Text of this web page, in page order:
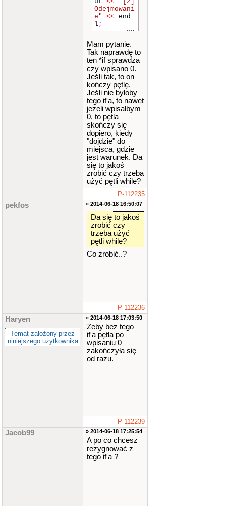
Odejmowani
e"
<< end
l ;
co
Mnozenie"
<<endl;
co
ut<< "[4]
Dzielenie"
<<endl;
co
ut<<
"[5]
Rezygnuj"
<< endl
co
ut<< end
l;
co
ut<<
"Pod
aj liczbe:
";
wh
ile( !(ci
n>>liczb
a) )
{
cerr<<
"Zly zna
k!" <<end
l ;
cin.clea
cin. sync
();
if
(liczba
=
cout<<
"Do widzen
ia!" <<en
dl ;
exit
)
Mam pytanie.
Tak naprawdę to
ten *if sprawdza
czy wpisano 0.
Jeśli tak, to on
kończy pętlę.
Jeśli nie byłoby
tego if'a, to nawet
jeżeli wpisałbym
0, to pętla
skończy się
dopiero, kiedy
"dojdzie" do
miejsca, gdzie
jest warunek. Da
się to jakoś
zrobić czy trzeba
użyć pętli while?
P-112235
pekfos » 2014-06-18 16:50:07
Da się to jakoś
zrobić czy
trzeba użyć
pętli while?
Co zrobić..?
P-112236
Haryen
Temat założony przez
niniejszego użytkownika
» 2014-06-18 17:03:50
Żeby bez tego
if'a pętla po
wpisaniu 0
zakończyła się
od razu.
P-112239
Jacob99 » 2014-06-18 17:25:54
A po co chcesz
rezygnować z
tego if'a ?